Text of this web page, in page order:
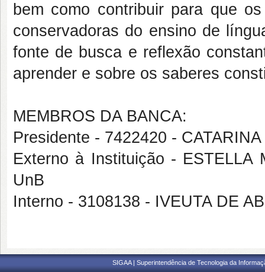
bem como contribuir para que
conservadoras do ensino de
fonte de busca e reflexão
aprender e sobre os saberes
MEMBROS DA BANCA:
Presidente - 7422420 -
Externo à Instituição - ESTELLA
UnB
Interno - 3108138 - IVEUTA DE
SIGAA | Superintendência de Tecnologia da